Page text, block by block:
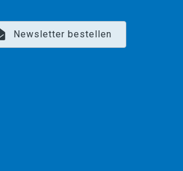
Newsletter bestellen